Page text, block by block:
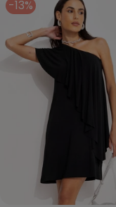
-13%